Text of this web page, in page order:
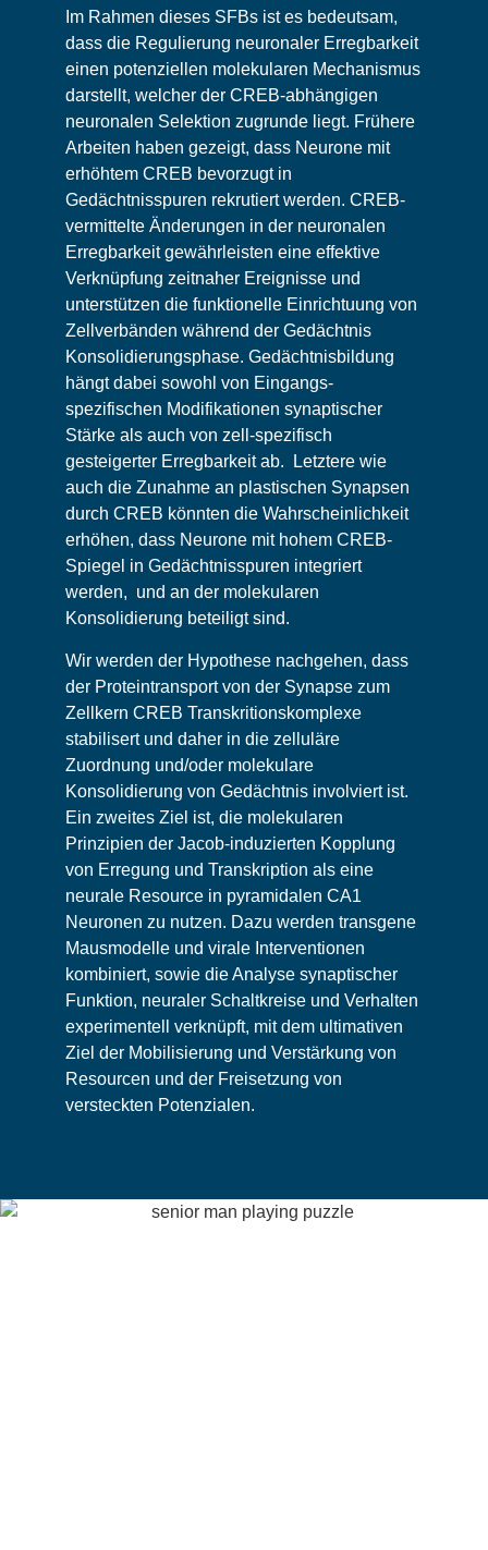
Im Rahmen dieses SFBs ist es bedeutsam,
dass die Regulierung neuronaler Erregbarkeit
einen potenziellen molekularen Mechanismus
darstellt, welcher der CREB-abhängigen
neuronalen Selektion zugrunde liegt. Frühere
Arbeiten haben gezeigt, dass Neurone mit
erhöhtem CREB bevorzugt in
Gedächtnisspuren rekrutiert werden. CREB-
vermittelte Änderungen in der neuronalen
Erregbarkeit gewährleisten eine effektive
Verknüpfung zeitnaher Ereignisse und
unterstützen die funktionelle Einrichtuung von
Zellverbänden während der Gedächtnis
Konsolidierungsphase. Gedächtnisbildung
hängt dabei sowohl von Eingangs-
spezifischen Modifikationen synaptischer
Stärke als auch von zell-spezifisch
gesteigerter Erregbarkeit ab. Letztere wie
auch die Zunahme an plastischen Synapsen
durch CREB könnten die Wahrscheinlichkeit
erhöhen, dass Neurone mit hohem CREB-
Spiegel in Gedächtnisspuren integriert
werden, und an der molekularen
Konsolidierung beteiligt sind.
Wir werden der Hypothese nachgehen, dass
der Proteintransport von der Synapse zum
Zellkern CREB Transkritionskomplexe
stabilisert und daher in die zelluläre
Zuordnung und/oder molekulare
Konsolidierung von Gedächtnis involviert ist.
Ein zweites Ziel ist, die molekularen
Prinzipien der Jacob-induzierten Kopplung
von Erregung und Transkription als eine
neurale Resource in pyramidalen CA1
Neuronen zu nutzen. Dazu werden transgene
Mausmodelle und virale Interventionen
kombiniert, sowie die Analyse synaptischer
Funktion, neuraler Schaltkreise und Verhalten
experimentell verknüpft, mit dem ultimativen
Ziel der Mobilisierung und Verstärkung von
Resourcen und der Freisetzung von
versteckten Potenzialen.